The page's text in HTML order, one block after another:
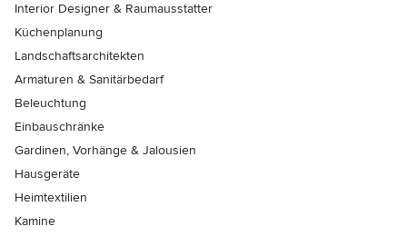
Interior Designer & Raumausstatter
Küchenplanung
Landschaftsarchitekten
Armaturen & Sanitärbedarf
Beleuchtung
Einbauschränke
Gardinen, Vorhänge & Jalousien
Hausgeräte
Heimtextilien
Kamine